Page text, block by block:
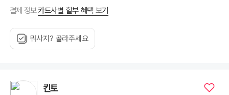
결제 정보카드사별 할부 혜택 보기
뭐사지? 골라주세요
킨토